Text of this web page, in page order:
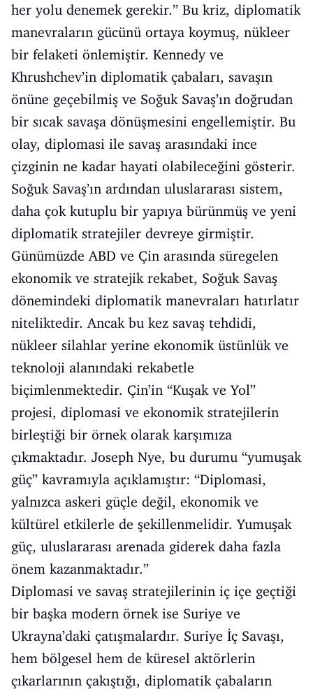
her yolu denemek gerekir.” Bu kriz, diplomatik
manevraların gücünü ortaya koymuş, nükleer
bir felaketi önlemiştir. Kennedy ve
Khrushchev’in diplomatik çabaları, savaşın
önüne geçebilmiş ve Soğuk Savaş’ın doğrudan
bir sıcak savaşa dönüşmesini engellemiştir. Bu
olay, diplomasi ile savaş arasındaki ince
çizginin ne kadar hayati olabileceğini gösterir.
Soğuk Savaş’ın ardından uluslararası sistem,
daha çok kutuplu bir yapıya bürünmüş ve yeni
diplomatik stratejiler devreye girmiştir.
Günümüzde ABD ve Çin arasında süregelen
ekonomik ve stratejik rekabet, Soğuk Savaş
dönemindeki diplomatik manevraları hatırlatır
niteliktedir. Ancak bu kez savaş tehdidi,
nükleer silahlar yerine ekonomik üstünlük ve
teknoloji alanındaki rekabetle
biçimlenmektedir. Çin’in “Kuşak ve Yol”
projesi, diplomasi ve ekonomik stratejilerin
birleştiği bir örnek olarak karşımıza
çıkmaktadır. Joseph Nye, bu durumu “yumuşak
güç” kavramıyla açıklamıştır: “Diplomasi,
yalnızca askeri güçle değil, ekonomik ve
kültürel etkilerle de şekillenmelidir. Yumuşak
güç, uluslararası arenada giderek daha fazla
önem kazanmaktadır.”
Diplomasi ve savaş stratejilerinin iç içe geçtiği
bir başka modern örnek ise Suriye ve
Ukrayna’daki çatışmalardır. Suriye İç Savaşı,
hem bölgesel hem de küresel aktörlerin
çıkarlarının çakıştığı, diplomatik çabaların